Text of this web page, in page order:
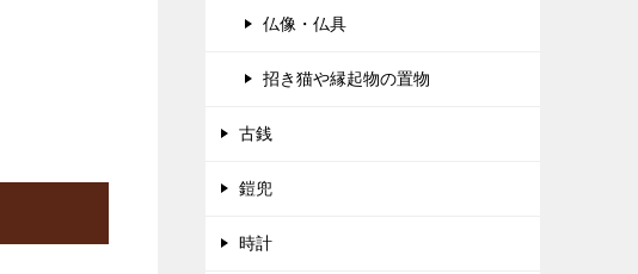
仏像・仏具
招き猫や縁起物の置物
古銭
鎧兜
時計